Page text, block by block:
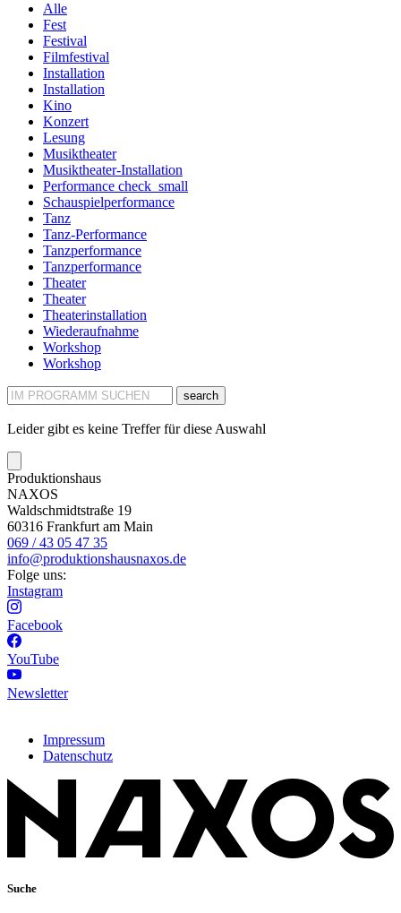
Alle
Fest
Festival
Filmfestival
Installation
Installation
Kino
Konzert
Lesung
Musiktheater
Musiktheater-Installation
Performance check_small
Schauspielperformance
Tanz
Tanz-Performance
Tanzperformance
Tanzperformance
Theater
Theater
Theaterinstallation
Wiederaufnahme
Workshop
Workshop
search
Leider gibt es keine Treffer für diese Auswahl
Produktionshaus
NAXOS
Waldschmidtstraße 19
60316 Frankfurt am Main
069 / 43 05 47 35
info@produktionshausnaxos.de
Folge uns:
Instagram
Facebook
YouTube
Newsletter
Impressum
Datenschutz
Suche